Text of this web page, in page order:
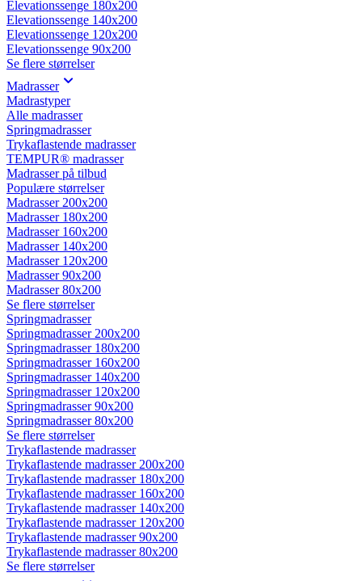
Elevationssenge 180x200
Elevationssenge 140x200
Elevationssenge 120x200
Elevationssenge 90x200
Se flere størrelser
Madrasser
Madrastyper
Alle madrasser
Springmadrasser
Trykaflastende madrasser
TEMPUR® madrasser
Madrasser på tilbud
Populære størrelser
Madrasser 200x200
Madrasser 180x200
Madrasser 160x200
Madrasser 140x200
Madrasser 120x200
Madrasser 90x200
Madrasser 80x200
Se flere størrelser
Springmadrasser
Springmadrasser 200x200
Springmadrasser 180x200
Springmadrasser 160x200
Springmadrasser 140x200
Springmadrasser 120x200
Springmadrasser 90x200
Springmadrasser 80x200
Se flere størrelser
Trykaflastende madrasser
Trykaflastende madrasser 200x200
Trykaflastende madrasser 180x200
Trykaflastende madrasser 160x200
Trykaflastende madrasser 140x200
Trykaflastende madrasser 120x200
Trykaflastende madrasser 90x200
Trykaflastende madrasser 80x200
Se flere størrelser